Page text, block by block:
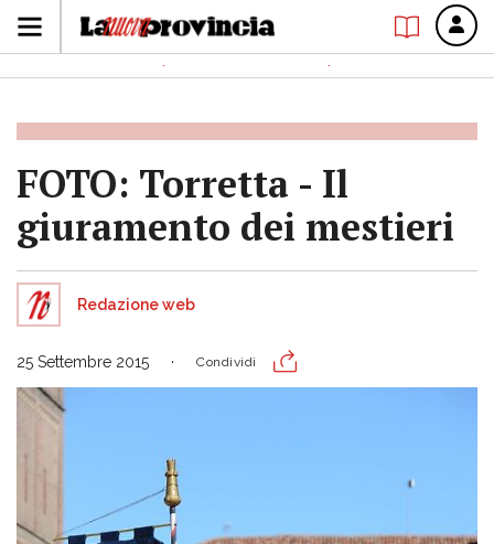
FOTO: Torretta - Il
giuramento dei mestieri
Redazione web
25 Settembre 2015 Condividi